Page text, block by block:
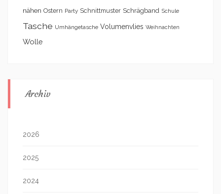
nähen Ostern Party Schnittmuster Schrägband Schule
Tasche Umhängetasche Volumenvlies Weihnachten
Wolle
Archiv
2026
2025
2024